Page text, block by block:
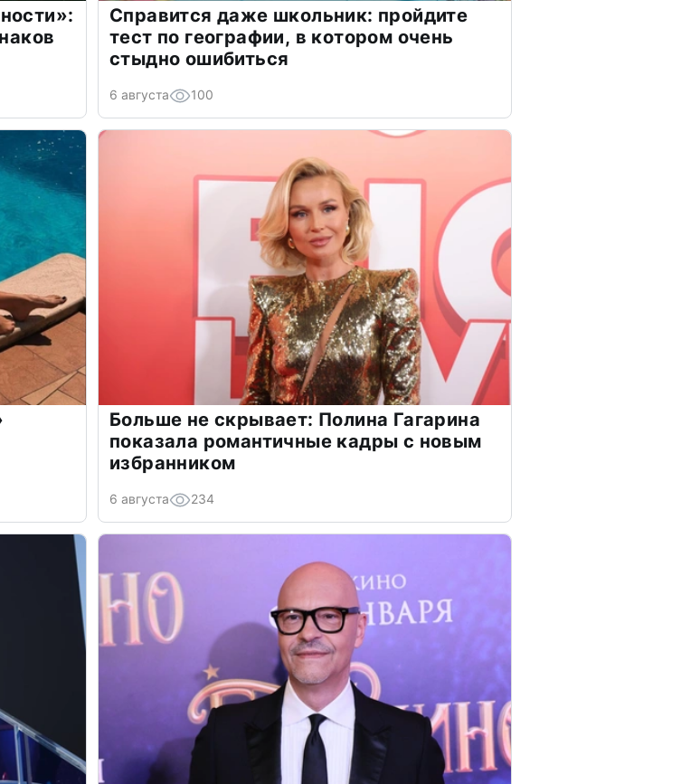
Справится даже школьник: пройдите
тест по географии, в котором очень
стыдно ошибиться
6 августа 100
Больше не скрывает: Полина Гагарина
показала романтичные кадры с новым
избранником
6 августа 234